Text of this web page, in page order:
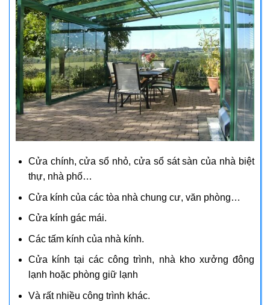
Cửa chính, cửa sổ nhỏ, cửa sổ sát sàn của nhà biệt
thự, nhà phố…
Cửa kính của các tòa nhà chung cư, văn phòng…
Cửa kính gác mái.
Các tấm kính của nhà kính.
Cửa kính tại các công trình, nhà kho xưởng đông
lạnh hoặc phòng giữ lạnh
Và rất nhiều công trình khác.